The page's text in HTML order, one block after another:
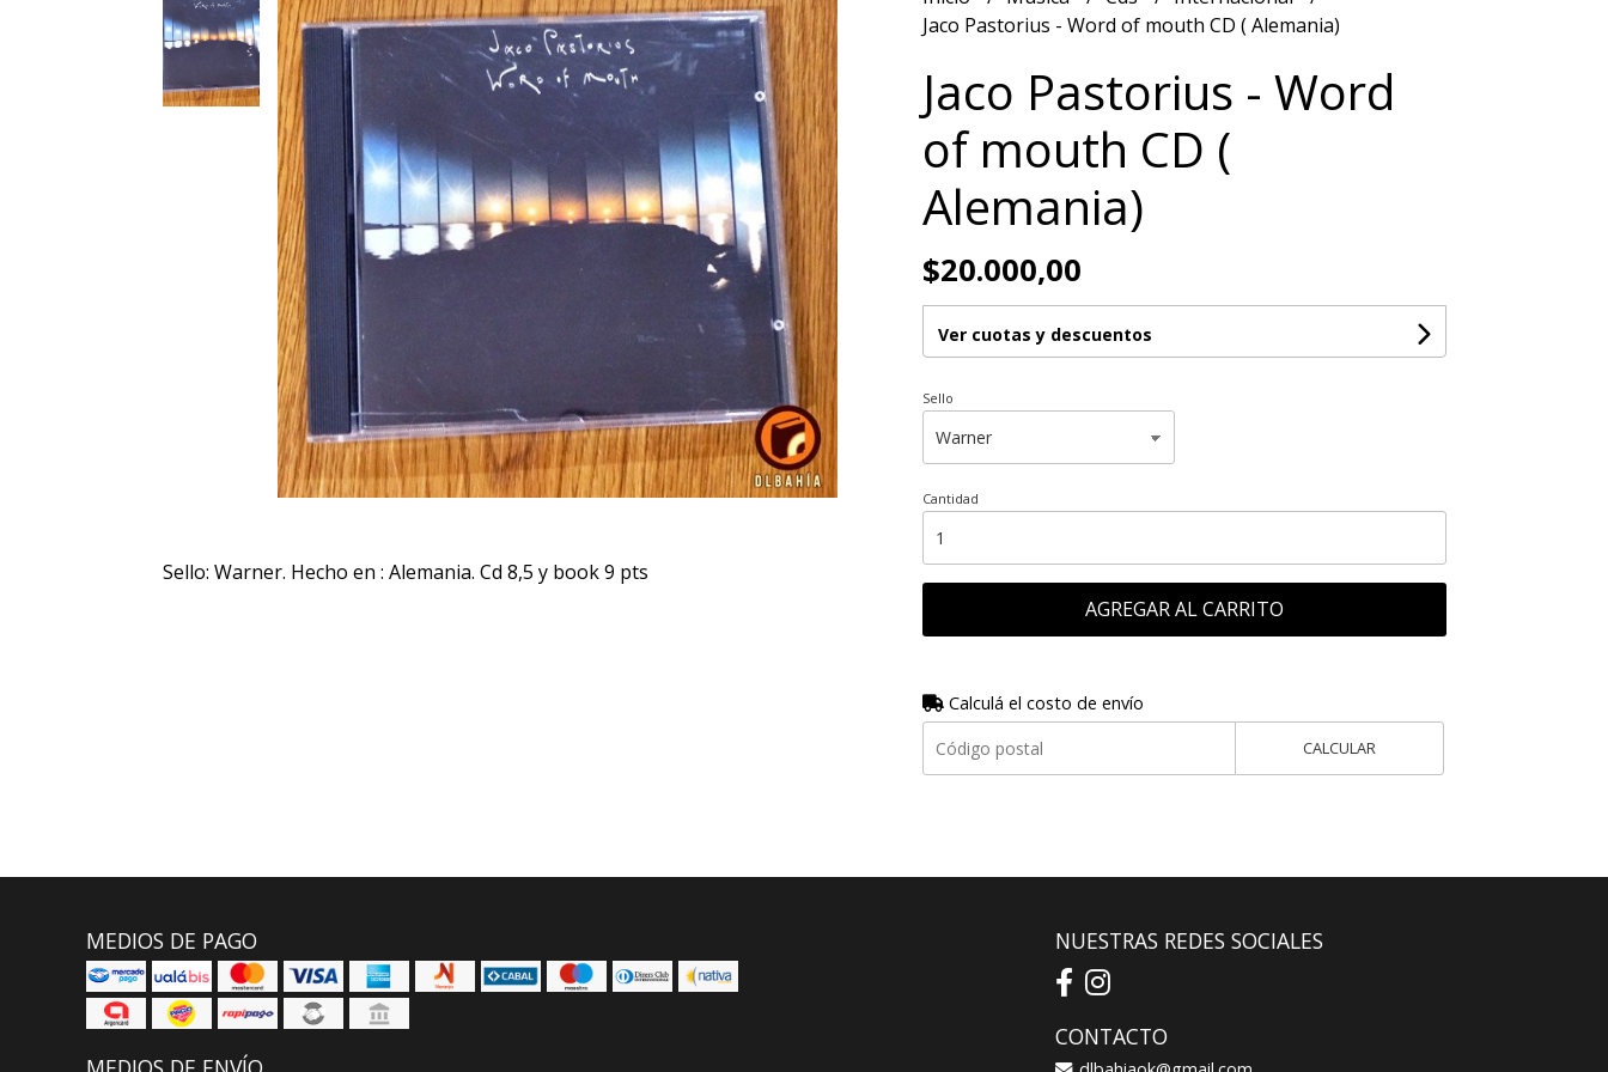
Sello: Warner. Hecho en : Alemania. Cd 8,5 y book 9 pts
Jaco Pastorius - Word of mouth CD ( Alemania)
Jaco Pastorius - Word
of mouth CD (
Alemania)
$20.000,00
Ver cuotas y descuentos
Sello
Cantidad
AGREGAR AL CARRITO
Calculá el costo de envío
CALCULAR
MEDIOS DE PAGO NUESTRAS REDES SOCIALES
CONTACTO